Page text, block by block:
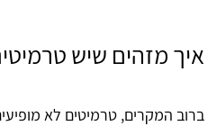
איך מזהים שיש
ברוב המקרים, טרמיטים לא